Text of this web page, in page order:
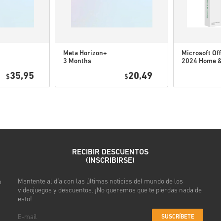
Mira la guía rápida arriba o
• Introduce tu correo
• Selecciona tu método de
$35,95
Meta Horizon+
3 Months
$20,49
Microsoft
2024 Home
RECIBIR DESCUENTOS
(INSCRIBIRSE)
Mantente al día con las últimas noticias del mundo de los
videojuegos y descuentos. ¡No queremos que te pierdas nada de
esto!
SUSCRÍBETE